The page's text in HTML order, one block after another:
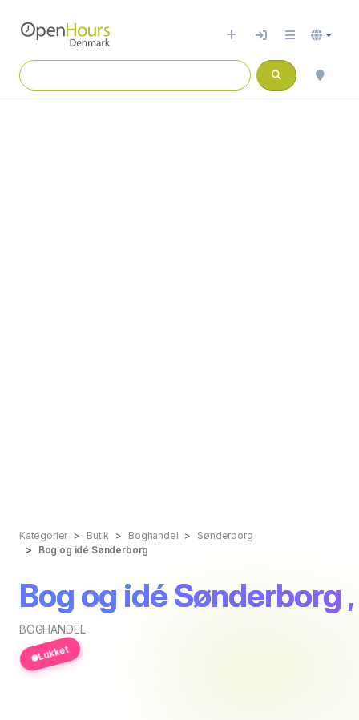
Kategorier Butik Boghandel
Sønderborg
Bog og idé Sønderborg
Bog og idé Sønderborg
BOGHANDEL
Lukket